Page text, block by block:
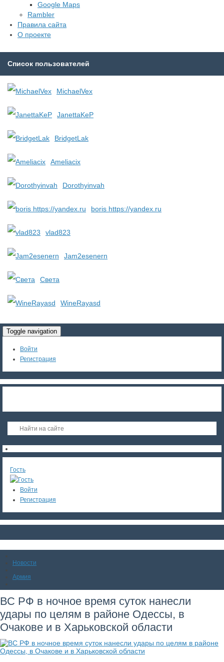
Google Maps
Rambler
Правила сайта
О проекте
Список пользователей
MichaelVex
JanettaKeP
BridgetLak
Ameliacix
Dorothyinvah
boris https://yandex.ru
vlad823
Jam2esenern
Света
WineRayasd
Toggle navigation
Войти
Регистрация
Гость
Войти
Регистрация
Новости
Армия
ВС РФ в ночное время суток нанесли
удары по целям в районе Одессы, в
Очакове и в Харьковской области